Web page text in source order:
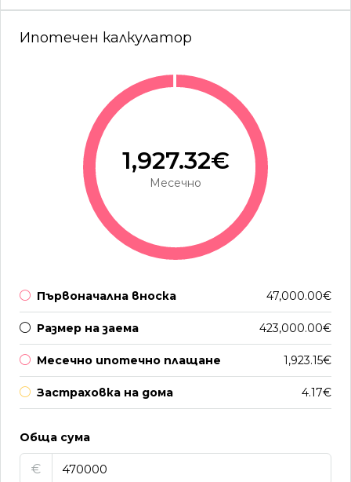
Ипотечен калкулатор
1,927.32€
Месечно
Първоначална вноска 47,000.00€
Размер на заема 423,000.00€
Месечно ипотечно плащане 1,923.15€
Застраховка на дома 4.17€
Обща сума
€